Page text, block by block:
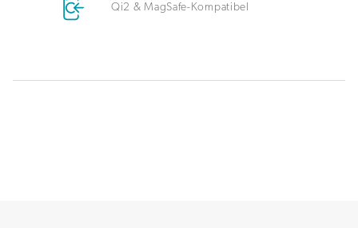
Qi2 & MagSafe-Kompatibel